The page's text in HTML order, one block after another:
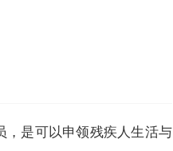
是可以申领残疾人生活与